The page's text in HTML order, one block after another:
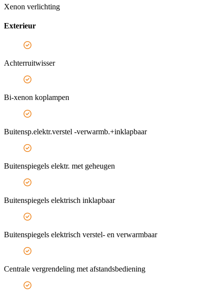
Xenon verlichting
Exterieur
Achterruitwisser
Bi-xenon koplampen
Buitensp.elektr.verstel -verwarmb.+inklapbaar
Buitenspiegels elektr. met geheugen
Buitenspiegels elektrisch inklapbaar
Buitenspiegels elektrisch verstel- en verwarmbaar
Centrale vergrendeling met afstandsbediening